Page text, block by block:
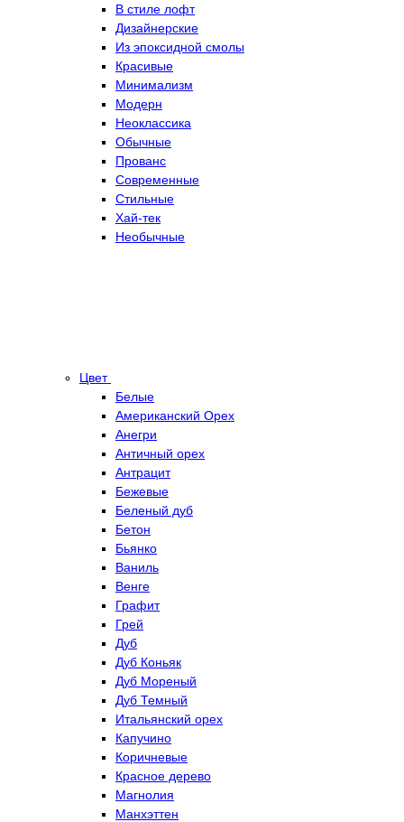
В стиле лофт
Дизайнерские
Из эпоксидной смолы
Красивые
Минимализм
Модерн
Неоклассика
Обычные
Прованс
Современные
Стильные
Хай-тек
Необычные
Цвет
Белые
Американский Орех
Анегри
Античный орех
Антрацит
Бежевые
Беленый дуб
Бетон
Бьянко
Ваниль
Венге
Графит
Грей
Дуб
Дуб Коньяк
Дуб Мореный
Дуб Темный
Итальянский орех
Капучино
Коричневые
Красное дерево
Магнолия
Манхэттен